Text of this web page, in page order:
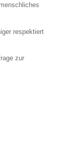
respektiert
zur